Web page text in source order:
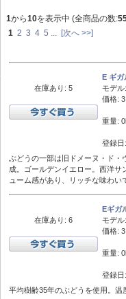
1から10を表示中 (全商品の数:
1 2 3 4 5 [次へ >>]
在庫あり: 5
E ギ
モデル:
価格:
重量:
登録
ぶどうの一部は旧ドメーヌ・ド・
成。ゴールデンイエロー。西洋
ューム感があり、リッチな味わい
在庫あり: 6
Eギガ
モデル:
価格:
重量:
登録
平均樹齢35年のぶどうを使用。